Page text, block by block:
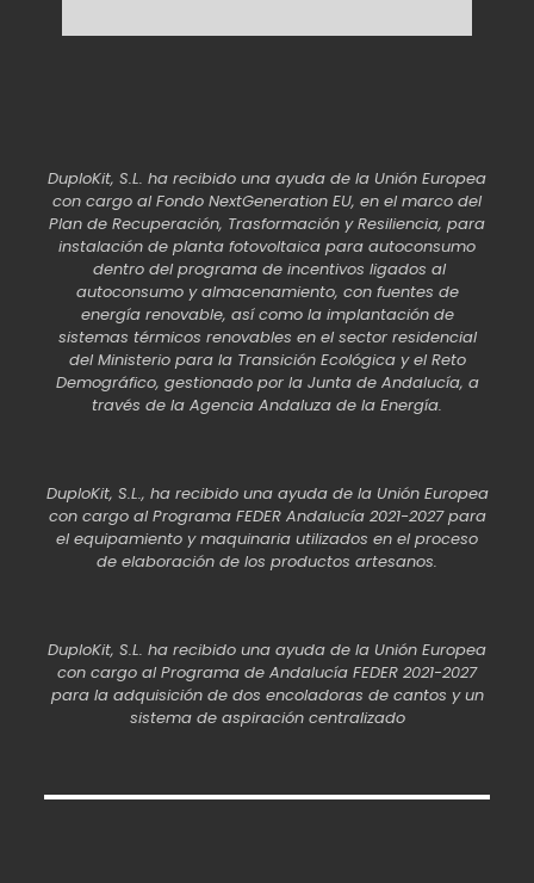
DuploKit, S.L. ha recibido una ayuda de la Unión Europea
con cargo al Fondo NextGeneration EU, en el marco del
Plan de Recuperación, Trasformación y Resiliencia, para
instalación de planta fotovoltaica para autoconsumo
dentro del programa de incentivos ligados al
autoconsumo y almacenamiento, con fuentes de
energía renovable, así como la implantación de
sistemas térmicos renovables en el sector residencial
del Ministerio para la Transición Ecológica y el Reto
Demográfico, gestionado por la Junta de Andalucía, a
través de la Agencia Andaluza de la Energía.
DuploKit, S.L., ha recibido una ayuda de la Unión Europea
con cargo al Programa FEDER Andalucía 2021-2027 para
el equipamiento y maquinaria utilizados en el proceso
de elaboración de los productos artesanos.
DuploKit, S.L. ha recibido una ayuda de la Unión Europea
con cargo al Programa de Andalucía FEDER 2021-2027
para la adquisición de dos encoladoras de cantos y un
sistema de aspiración centralizado